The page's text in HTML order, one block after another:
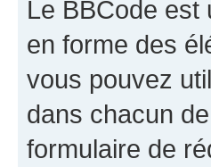
Le BBCode est
en forme des
vous pouvez
dans chacun
formulaire de